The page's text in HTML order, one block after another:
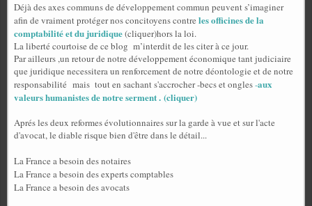
Déjà des axes communs de développement commun peuvent s’imaginer
afin de vraiment protéger nos concitoyens contre les officines de la
comptabilité et du juridique(cliquer)hors la loi.
La liberté courtoise de ce blog m’interdit de les citer à ce jour.
Par ailleurs ,un retour de notre développement économique tant judiciaire
que juridique necessitera un renforcement de notre déontologie et de notre
responsabilité mais tout en sachant s'accrocher -becs et ongles-aux
valeurs humanistes de notre serment . (cliquer)
Aprés les deux reformes évolutionnaires sur la garde à vue et sur l'acte
d'avocat, le diable risque bien d'être dans le détail...
La France a besoin des notaires
La France a besoin des experts comptables
La France a besoin des avocats